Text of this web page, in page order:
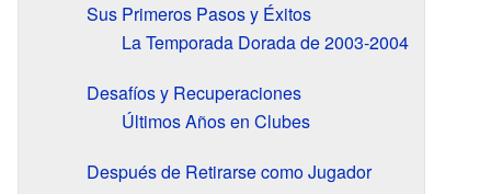
Sus Primeros Pasos y Éxitos
La Temporada Dorada de 2003-2004
Desafíos y Recuperaciones
Últimos Años en Clubes
Después de Retirarse como Jugador